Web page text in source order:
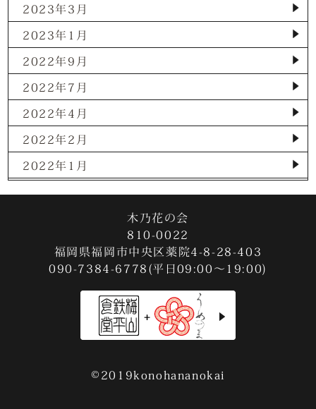
2023年3月
2023年1月
2022年9月
2022年7月
2022年4月
2022年2月
2022年1月
2021年12月
2021年10月
2021年9月
2021年8月
2020年12月
木乃花の会
810-0022
福岡県福岡市中央区薬院4-8-28-403
090-7384-6778(平日09:00～19:00)
©2019konohananokai